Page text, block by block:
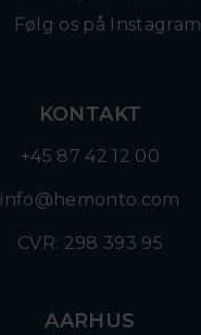
Følg os på Instagram
KONTAKT
+45 87 42 12 00
info@hemonto.com
CVR: 298 393 95
AARHUS